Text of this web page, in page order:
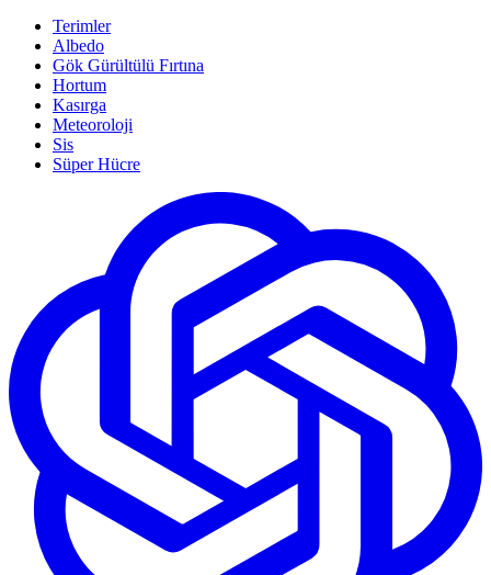
Terimler
Albedo
Gök Gürültülü Fırtına
Hortum
Kasırga
Meteoroloji
Sis
Süper Hücre